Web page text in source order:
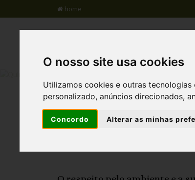
O nosso site usa cookies
Utilizamos cookies e outras
personalizado, anúncios direcionados,
Concordo Alterar as minhas
home